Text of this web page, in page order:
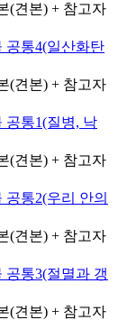
(견본) + 참고자
공통4(일산화탄
(견본) + 참고자
공통1(질병, 낙
(견본) + 참고자
통2(우리 안의
(견본) + 참고자
공통3(절멸과 갱
(견본) + 참고자